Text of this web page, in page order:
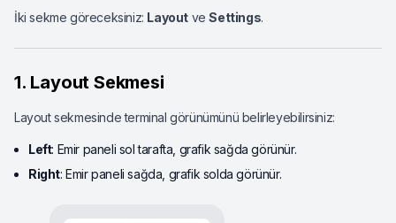
İki sekme göreceksiniz: Layout veSettings.
1. Layout Sekmesi
Layout sekmesinde terminal görünümünü belirleyebilirsiniz:
Left: Emir paneli sol tarafta, grafik sağda görünür.
Right: Emir paneli sağda, grafik solda görünür.